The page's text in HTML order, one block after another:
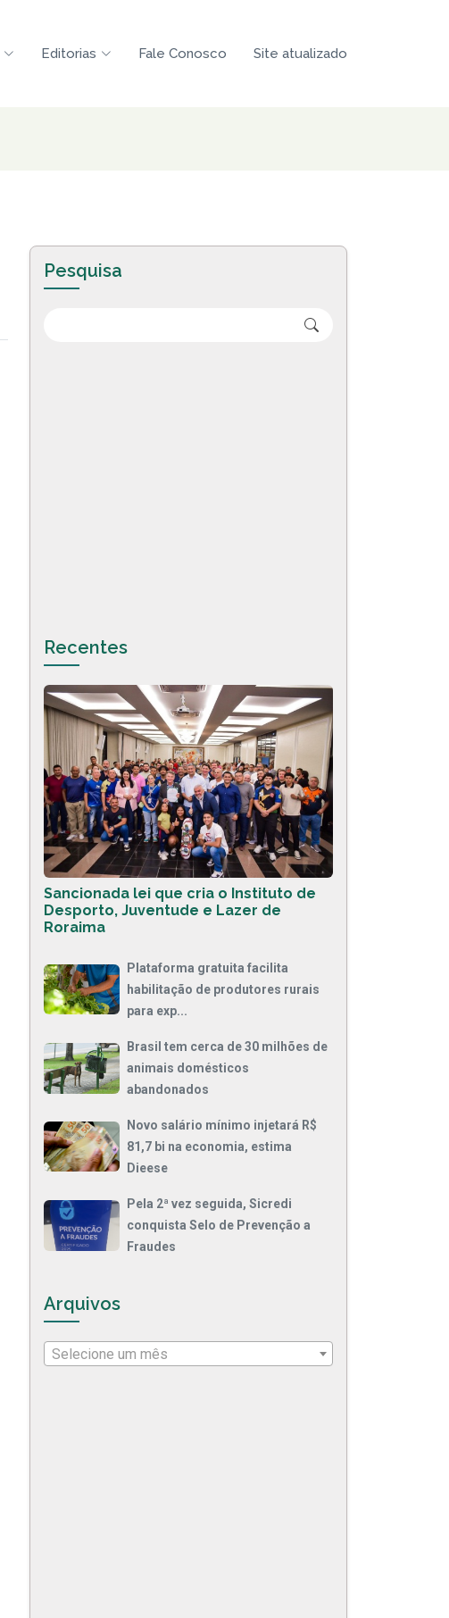
Editorias Fale Conosco Site atualizado
Pesquisa
Recentes
Sancionada lei que cria o Instituto de
Desporto, Juventude e Lazer de
Roraima
Plataforma gratuita facilita
habilitação de produtores rurais
para exp...
Brasil tem cerca de 30 milhões de
animais domésticos
abandonados
Novo salário mínimo injetará R$
81,7 bi na economia, estima
Dieese
Pela 2ª vez seguida, Sicredi
conquista Selo de Prevenção a
Fraudes
Arquivos
Selecione um mês